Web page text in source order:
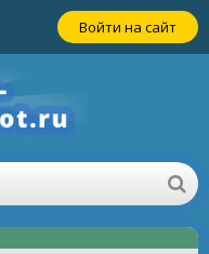
Войти на сайт